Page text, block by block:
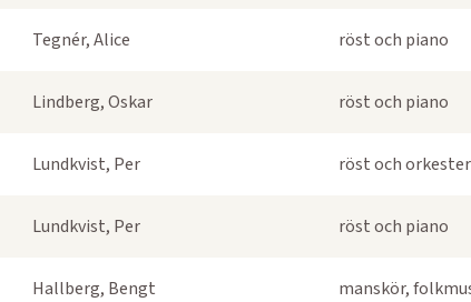
Tegnér, Alice röst och piano
Lindberg, Oskar röst och piano
Lundkvist, Per röst och orkester
Lundkvist, Per röst och piano
Hallberg, Bengt manskör,